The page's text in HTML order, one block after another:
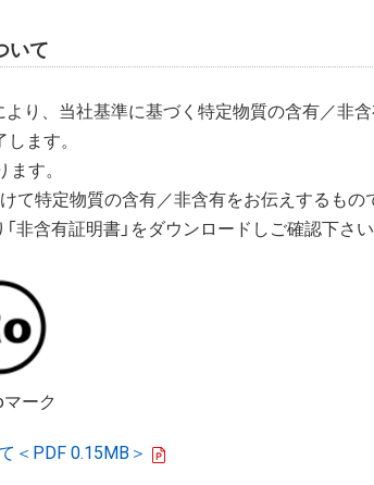
いて
り、当社基準に基づく特定物質の含有／非
ます。
す。
特定物質の含有／非含有をお伝えするもの
含有証明書」をダウンロードしご確認下さい
ーク
＜PDF 0.15MB＞